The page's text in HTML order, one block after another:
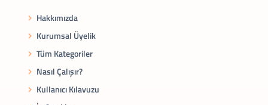
Hakkımızda
Kurumsal Üyelik
Tüm Kategoriler
Nasıl Çalışır?
Kullanıcı Kılavuzu